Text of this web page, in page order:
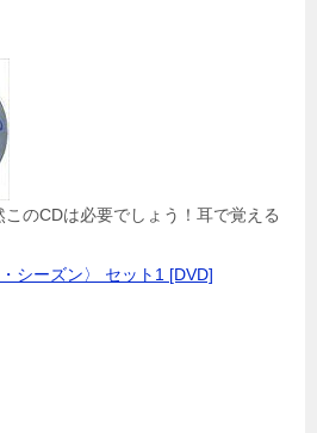
のCDは必要でしょう！耳で覚える
シーズン〉 セット1 [DVD]